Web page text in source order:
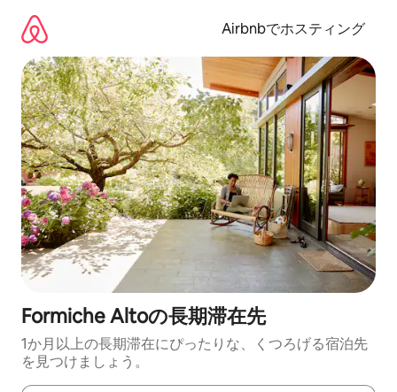
Airbnbでホスティング
Formiche Altoの長期滞在先
1か月以上の長期滞在にぴったりな、くつろげる宿泊先
を見つけましょう。